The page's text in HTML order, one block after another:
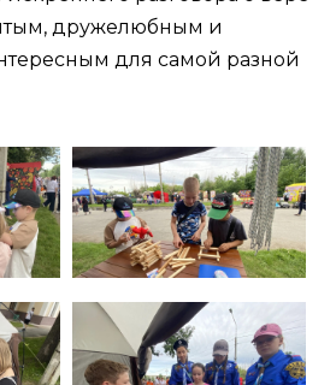
дружелюбным и
для самой разной